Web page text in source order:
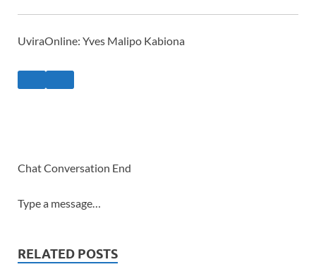
UviraOnline: Yves Malipo Kabiona
Chat Conversation End
Type a message…
RELATED POSTS